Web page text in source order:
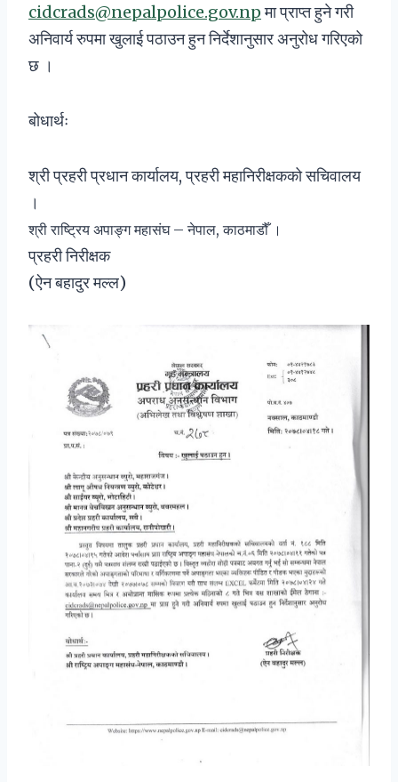
cidcrads@nepalpolice.gov.npमा प्राप्त हुने गरी
अनिवार्य रुपमा खुलाई पठाउन हुन निर्देशानुसार अनुरोध गरिएको
छ ।
बोधार्थः
श्री प्रहरी प्रधान कार्यालय, प्रहरी महानिरीक्षकको सचिवालय
।
श्री राष्ट्रिय अपाङ्ग महासंघ – नेपाल, काठमाडौँ ।
प्रहरी निरीक्षक
(ऐन बहादुर मल्ल)